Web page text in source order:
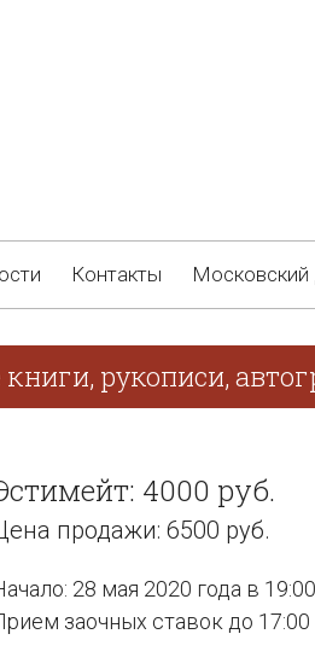
Контакты
рукописи,
4000 руб.
продажи: 6500 руб.
28 мая 2020 года в 19:00
заочных ставок до 17:00